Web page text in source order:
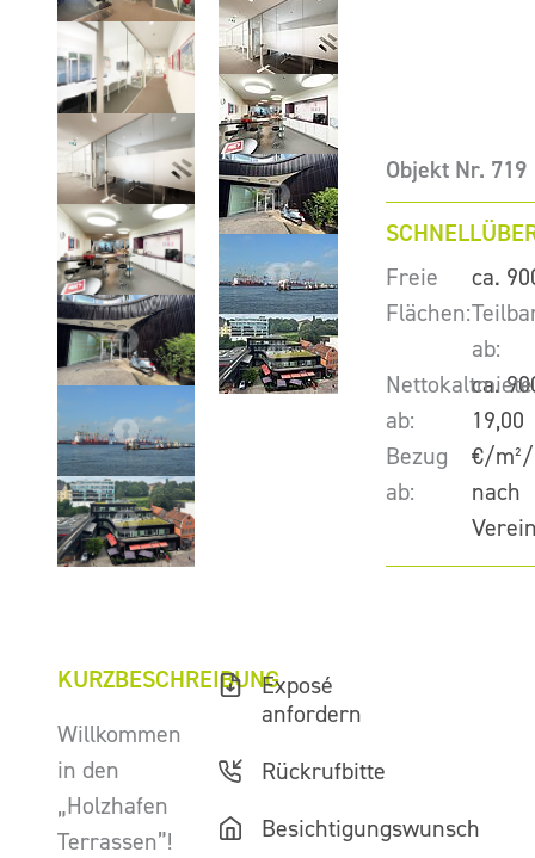
Objekt Nr. 719
Freie
Flächen:
ca.
ab:
ca.
Nettokaltmiete
ab:
19,00
€/
Bezug
ab:
nach
KURZBESCHREIBUNG
Willkommen
in den
„Holzhafen
Terrassen”!
Exposé
anfordern
Rückrufbitte
Besichtigungswunsch